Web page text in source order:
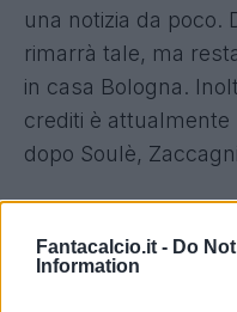
Fantacalcio.it - Do
Information
una notizia da poco.
rimarrà tale, ma
in casa Bologna.
crediti è attualmente
dopo Soulè,
LOFTUS CHEEK
Il ruolo di